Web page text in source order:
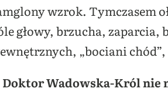
wzrok. Tymczasem
głowy, brzucha,
„bociani
Doktor Wadowska-Król nie